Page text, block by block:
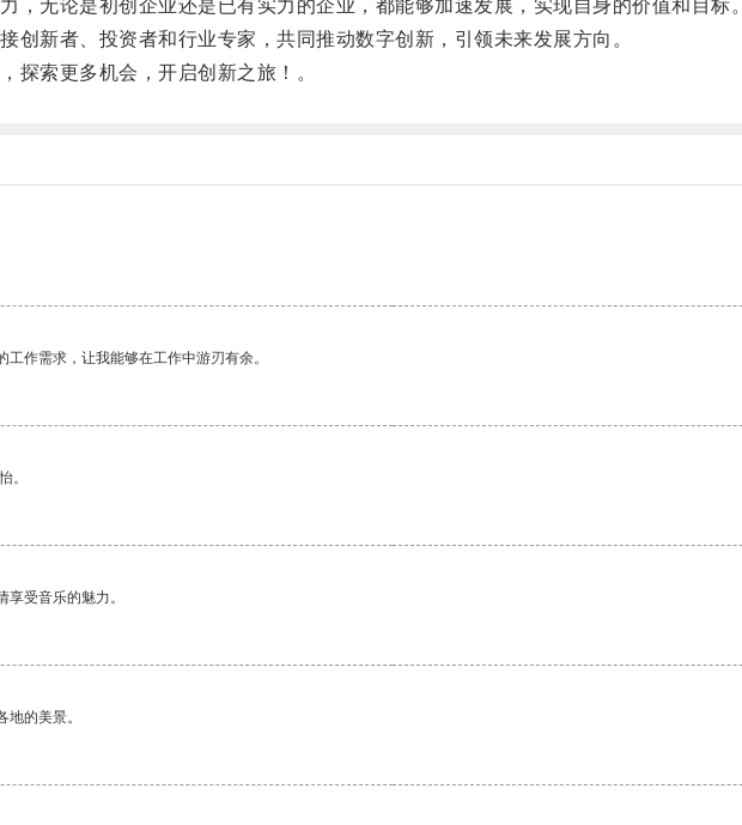
无论是初创企业还是已有实力的企业，都能够加速发展，实现自身的价值和目标。
新者、投资者和行业专家，共同推动数字创新，引领未来发展方向。
索更多机会，开启创新之旅！。
作需求，让我能够在工作中游刃有余。
。
受音乐的魅力。
的美景。